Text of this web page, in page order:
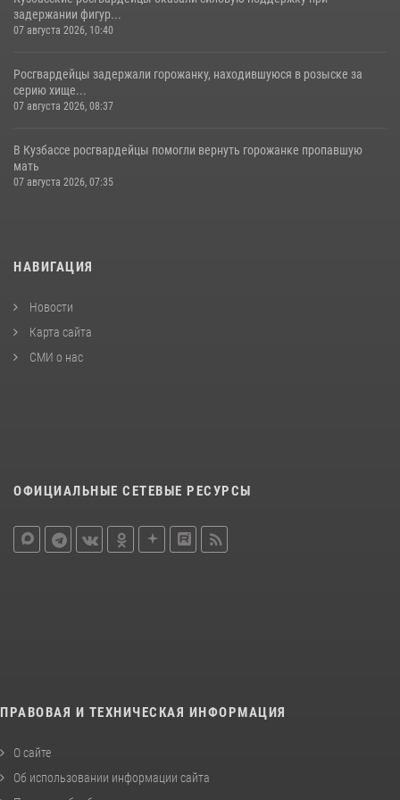
задержании фигур...
07 августа 2026, 10:40
Росгвардейцы задержали горожанку, находившуюся в розыске за
серию хище...
07 августа 2026, 08:37
В Кузбассе росгвардейцы помогли вернуть горожанке пропавшую
мать
07 августа 2026, 07:35
НАВИГАЦИЯ
Новости
Карта сайта
СМИ о нас
ОФИЦИАЛЬНЫЕ СЕТЕВЫЕ РЕСУРСЫ
ПРАВОВАЯ И ТЕХНИЧЕСКАЯ ИНФОРМАЦИЯ
О сайте
Об использовании информации сайта